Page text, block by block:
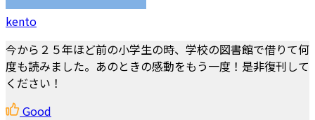
kento
今から２５年ほど前の小学生の時、学校の図書館で借りて何
度も読みました。あのときの感動をもう一度！是非復刊して
ください！
Good